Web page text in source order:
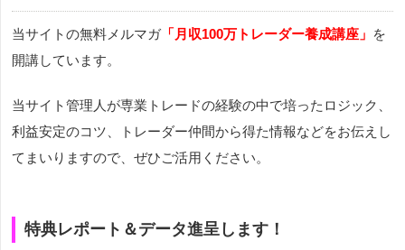
当サイトの無料メルマガ 「月収100万トレーダー養成講座」 を
開講しています。
当サイト管理人が専業トレードの経験の中で培ったロジック、
利益安定のコツ、トレーダー仲間から得た情報などをお伝えし
てまいりますので、ぜひご活用ください。
特典レポート＆データ進呈します！